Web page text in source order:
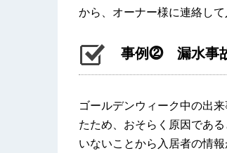
から、オーナー様に連絡し
事例⓶ 漏水事
ゴールデンウィーク中の出
たため、おそらく原因であ
いないことから入居者の情